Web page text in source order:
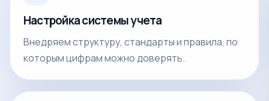
Настройка системы учета
Внедряем структуру, стандарты и правила, по
которым цифрам можно доверять.